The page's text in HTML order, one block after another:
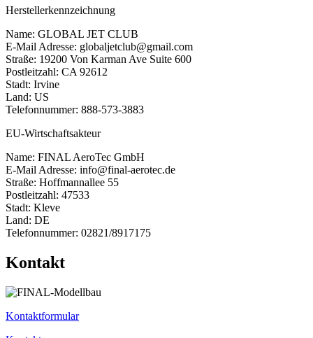
Herstellerkennzeichnung
Name: GLOBAL JET CLUB
E-Mail Adresse: globaljetclub@gmail.com
Straße: 19200 Von Karman Ave Suite 600
Postleitzahl: CA 92612
Stadt: Irvine
Land: US
Telefonnummer: 888-573-3883
EU-Wirtschaftsakteur
Name: FINAL AeroTec GmbH
E-Mail Adresse: info@final-aerotec.de
Straße: Hoffmannallee 55
Postleitzahl: 47533
Stadt: Kleve
Land: DE
Telefonnummer: 02821/8917175
Kontakt
Kontaktformular